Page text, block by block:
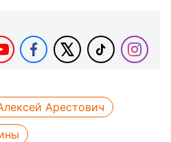
Арестович